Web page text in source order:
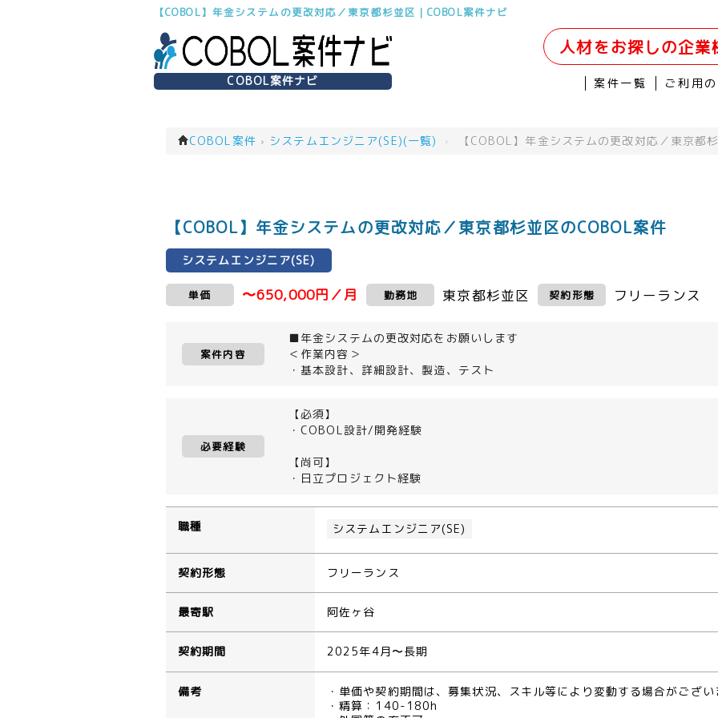
【COBOL】年金システムの更改対応／東京都杉並区｜COBOL案件ナビ
COBOL案件ナビ
人材をお探しの企業
案件一覧 ご利用
COBOL案件 › システムエンジニア(SE)(一覧) › 【COBOL】年金システムの更改対応／東京都
【COBOL】年金システムの更改対応／東京都杉並区のCOBOL案件
システムエンジニア(SE)
単価 〜650,000円／月 勤務地 東京都杉並区 契約形態 フリーランス
案件内容
■年金システムの更改対応をお願いします
＜作業内容＞
・基本設計、詳細設計、製造、テスト
必要経験
【必須】
・COBOL設計/開発経験
【尚可】
・日立プロジェクト経験
職種 システムエンジニア(SE)
契約形態 フリーランス
最寄駅 阿佐ヶ谷
契約期間 2025年4月〜長期
備考
・単価や契約期間は、募集状況、スキル等により変動する場合がござ
・精算：140-180h